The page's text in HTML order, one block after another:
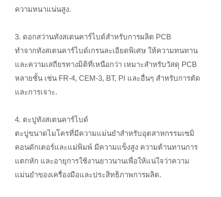
ความหนาแน่นสูง.
3. ดอกสว่านทังสเตนคาร์ไบด์สำหรับการผลิต PCB
ทำจากทังสเตนคาร์ไบด์เกรนละเอียดพิเศษ ให้ความทนทาน
และความเสถียรทางมิติที่เหนือกว่า เหมาะสำหรับวัสดุ PCB
หลายชั้น เช่น FR-4, CEM-3, BT, PI และอื่นๆ สำหรับการตัด
และการเจาะ.
4. ตะปูทังสเตนคาร์ไบด์
ตะปูขนาดไมโครที่มีความแม่นยำสำหรับอุตสาหกรรมเซมิ
คอนดักเตอร์และแม่พิมพ์ มีความแข็งสูง ความต้านทานการ
แตกหัก และอายุการใช้งานยาวนานเพื่อให้แน่ใจว่าความ
แม่นยำของเครื่องมือและประสิทธิภาพการผลิต.